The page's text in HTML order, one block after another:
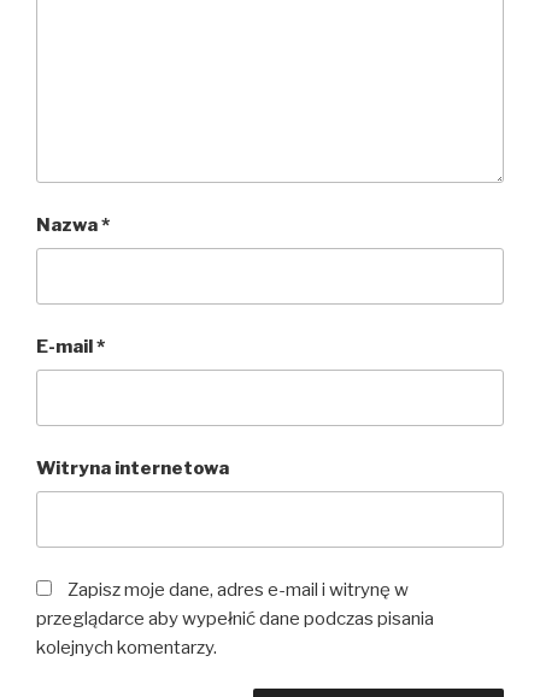
Nazwa*
E-mail*
Witryna internetowa
Zapisz moje dane, adres e-mail i witrynę w
przeglądarce aby wypełnić dane podczas pisania
kolejnych komentarzy.